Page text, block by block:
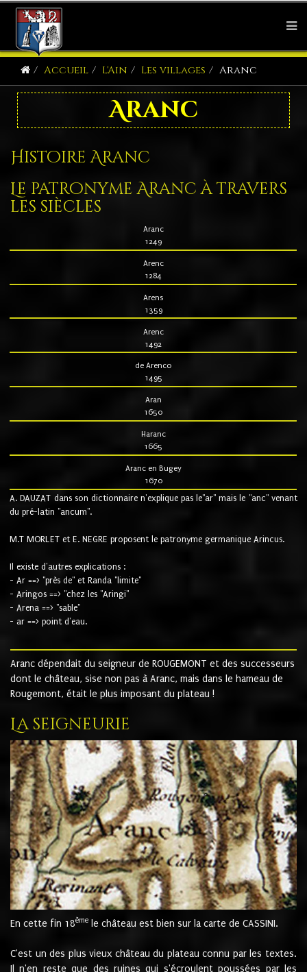
Accueil L'Ain Les villages Aranc
Aranc
Histoire Aranc
Le patronyme Aranc à travers
les siècles
Aranc
1249
Arenc
1284
Arens
1359
Arenc
1492
de Arenco
1495
Aran
1650
Haranc
1665
Aranc en Bugey
1670
A. DAUZAT dans son dictionnaire n'explique pas le"ar" mais le "anc" venant
du pré-latin "ancum".
M.T MORLET et E. NEGRE proposent le patronyme germanique Arincus.
Il existe d'autres explications :
- Ar ==> "près de" et Randa "limite"
- Aringos ==> "chez les "Aringi"
- Arena ==> "sable"
- ar ==> point d'eau.
Aranc dépendait du seigneur de ROUGEMONT et des successeurs
dont le château, sise non pas à Aranc, mais dans le hameau de
Rougemont, était le plus imposant du plateau !
La seigneurie
En cette fin 18ème le château est bien sur la carte de CASSINI.
C'est un des plus vieux château du plateau connu par les textes.
Il n'en reste que des ruines qui s'écroulent poussées par les